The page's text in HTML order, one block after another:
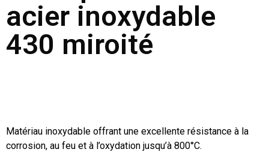
acier inoxydable
430 miroité
Matériau inoxydable offrant une excellente résistance à la
corrosion, au feu et à l’oxydation jusqu’à 800°C.